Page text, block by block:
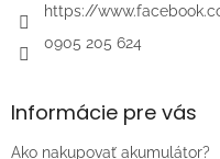
https://
0905 205 624
Informácie pre vás
Ako nakupovať akumulátor?